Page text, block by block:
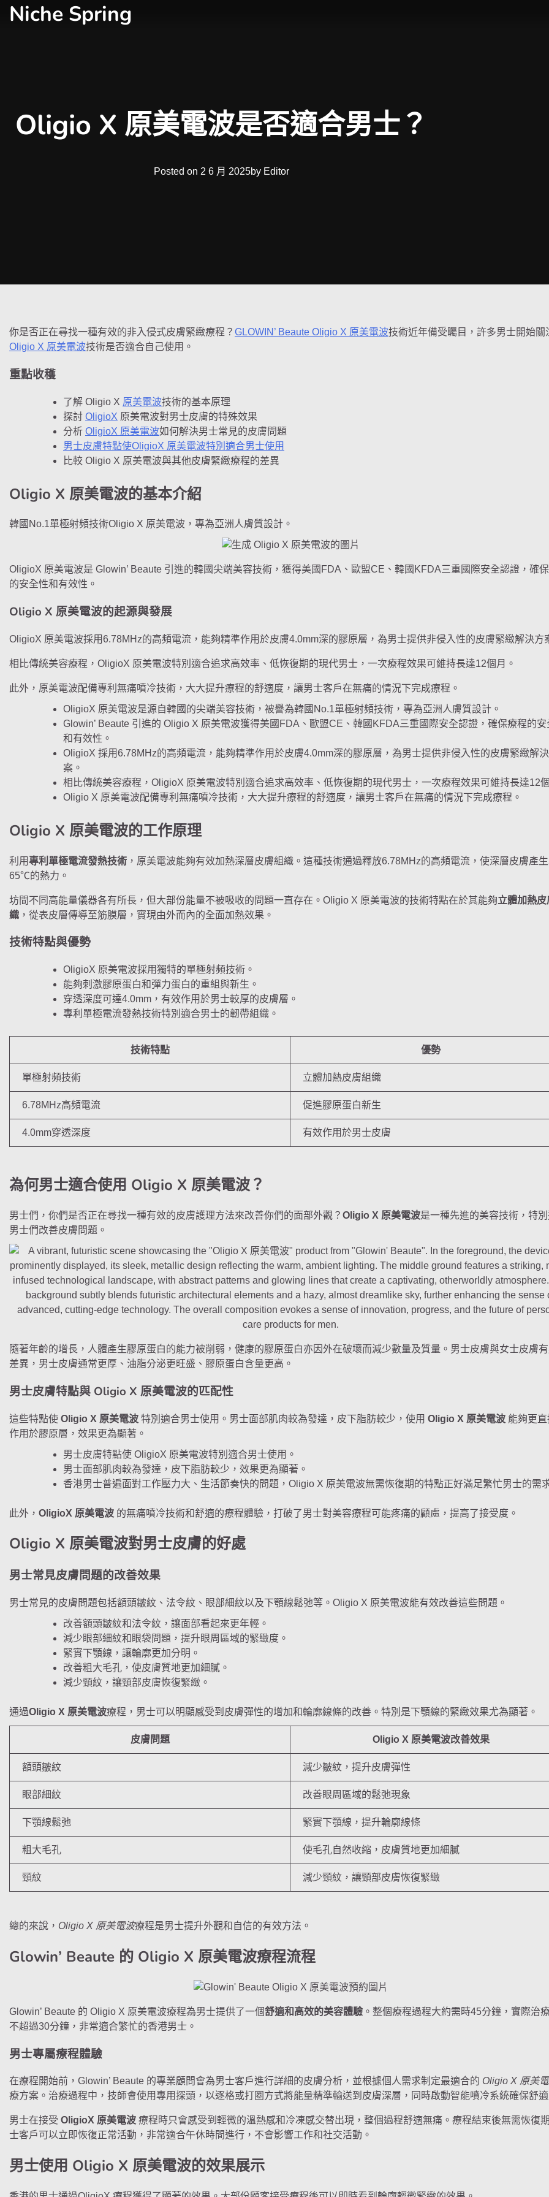
SkipNiche Spring
Oligio X 原美電波是否適合男士？
Posted on 2 6 月 2025by Editor
你是否正在尋找一種有效的非入侵式皮膚緊緻療程？ GLOWIN’ Beaute Oligio X 原美電波技術近年備受矚目，許多男士開始關
Oligio X 原美電波技術是否適合自己使用。
重點收穫
了解 Oligio X 原美電波技術的基本原理
探討 OligioX 原美電波對男士皮膚的特殊效果
分析 OligioX 原美電波如何解決男士常見的皮膚問題
男士皮膚特點使OligioX 原美電波特別適合男士使用
比較 Oligio X 原美電波與其他皮膚緊緻療程的差異
Oligio X 原美電波的基本介紹
韓國No.1單極射頻技術Oligio X 原美電波，專為亞洲人膚質設計。
OligioX 原美電波是 Glowin’ Beaute 引進的韓國尖端美容技術，獲得美國FDA、歐盟CE、韓國KFDA三重國際安全認證，確
的安全性和有效性。
Oligio X 原美電波的起源與發展
OligioX 原美電波採用6.78MHz的高頻電流，能夠精準作用於皮膚4.0mm深的膠原層，為男士提供非侵入性的皮膚緊緻解決方
相比傳統美容療程，OligioX 原美電波特別適合追求高效率、低恢復期的現代男士，一次療程效果可維持長達12個月。
此外，原美電波配備專利無痛噴冷技術，大大提升療程的舒適度，讓男士客戶在無痛的情況下完成療程。
OligioX 原美電波是源自韓國的尖端美容技術，被譽為韓國No.1單極射頻技術，專為亞洲人膚質設計。
Glowin’ Beaute 引進的 Oligio X 原美電波獲得美國FDA、歐盟CE、韓國KFDA三重國際安全認證，確保療程的安
和有效性。
OligioX 採用6.78MHz的高頻電流，能夠精準作用於皮膚4.0mm深的膠原層，為男士提供非侵入性的皮膚緊緻解
案。
相比傳統美容療程，OligioX 原美電波特別適合追求高效率、低恢復期的現代男士，一次療程效果可維持長達12
Oligio X 原美電波配備專利無痛噴冷技術，大大提升療程的舒適度，讓男士客戶在無痛的情況下完成療程。
Oligio X 原美電波的工作原理
利用專利單極電流發熱技術 ，原美電波能夠有效加熱深層皮膚組織。這種技術通過釋放6.78MHz的高頻電流，使深層皮膚產
65℃的熱力。
坊間不同高能量儀器各有所長，但大部份能量不被吸收的問題一直存在。Oligio X 原美電波的技術特點在於其能夠立體加熱皮
織 ，從表皮層傳導至筋膜層，實現由外而內的全面加熱效果。
技術特點與優勢
OligioX 原美電波採用獨特的單極射頻技術。
能夠刺激膠原蛋白和彈力蛋白的重組與新生。
穿透深度可達4.0mm，有效作用於男士較厚的皮膚層。
專利單極電流發熱技術特別適合男士的韌帶組織。
技術特點 優勢
單極射頻技術 立體加熱皮膚組織
6.78MHz高頻電流 促進膠原蛋白新生
4.0mm穿透深度 有效作用於男士皮膚
為何男士適合使用 Oligio X 原美電波？
男士們，你們是否正在尋找一種有效的皮膚護理方法來改善你們的面部外觀？ Oligio X 原美電波是一種先進的美容技術，特
男士們改善皮膚問題。
隨著年齡的增長，人體產生膠原蛋白的能力被削弱，健康的膠原蛋白亦因外在破壞而減少數量及質量。男士皮膚與女士皮膚
差異，男士皮膚通常更厚、油脂分泌更旺盛、膠原蛋白含量更高。
男士皮膚特點與 Oligio X 原美電波的匹配性
這些特點使 Oligio X 原美電波 特別適合男士使用。男士面部肌肉較為發達，皮下脂肪較少，使用 Oligio X 原美電波 能夠更
作用於膠原層，效果更為顯著。
男士皮膚特點使 OligioX 原美電波特別適合男士使用。
男士面部肌肉較為發達，皮下脂肪較少，效果更為顯著。
香港男士普遍面對工作壓力大、生活節奏快的問題，Oligio X 原美電波無需恢復期的特點正好滿足繁忙男士的需
此外， OligioX 原美電波 的無痛噴冷技術和舒適的療程體驗，打破了男士對美容療程可能疼痛的顧慮，提高了接受度。
Oligio X 原美電波對男士皮膚的好處
男士常見皮膚問題的改善效果
男士常見的皮膚問題包括額頭皺紋、法令紋、眼部細紋以及下顎線鬆弛等。Oligio X 原美電波能有效改善這些問題。
改善額頭皺紋和法令紋，讓面部看起來更年輕。
減少眼部細紋和眼袋問題，提升眼周區域的緊緻度。
緊實下顎線，讓輪廓更加分明。
改善粗大毛孔，使皮膚質地更加細膩。
減少頸紋，讓頸部皮膚恢復緊緻。
通過Oligio X 原美電波療程，男士可以明顯感受到皮膚彈性的增加和輪廓線條的改善。特別是下顎線的緊緻效果尤為顯著。
皮膚問題 Oligio X 原美電波改善效果
額頭皺紋 減少皺紋，提升皮膚彈性
眼部細紋 改善眼周區域的鬆弛現象
下顎線鬆弛 緊實下顎線，提升輪廓線條
粗大毛孔 使毛孔自然收縮，皮膚質地更加細膩
頸紋 減少頸紋，讓頸部皮膚恢復緊緻
總的來說， Oligio X 原美電波療程是男士提升外觀和自信的有效方法。
Glowin’ Beaute 的 Oligio X 原美電波療程流程
Glowin’ Beaute 的 Oligio X 原美電波療程為男士提供了一個舒適和高效的美容體驗 。整個療程過程大約需時45分鐘，實際治
不超過30分鐘，非常適合繁忙的香港男士。
男士專屬療程體驗
在療程開始前，Glowin’ Beaute 的專業顧問會為男士客戶進行詳細的皮膚分析，並根據個人需求制定最適合的 Oligio X 原美
療方案。治療過程中，技師會使用專用探頭，以逐格或打圈方式將能量精準輸送到皮膚深層，同時啟動智能噴冷系統確保舒適
男士在接受 OligioX 原美電波 療程時只會感受到輕微的溫熱感和冷凍感交替出現，整個過程舒適無痛。療程結束後無需恢復
士客戶可以立即恢復正常活動，非常適合午休時間進行，不會影響工作和社交活動。
男士使用 Oligio X 原美電波的效果展示